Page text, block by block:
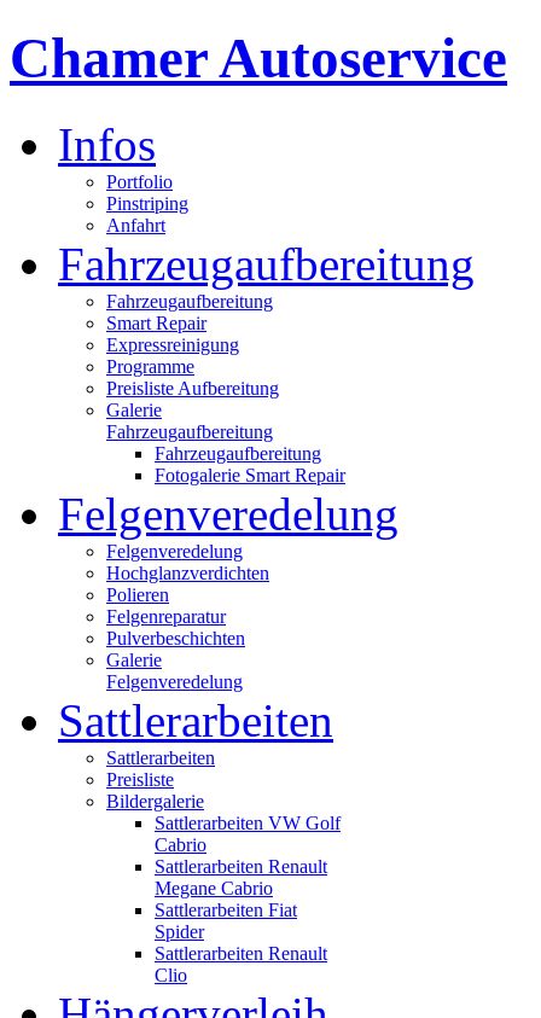
Chamer Autoservice
Infos
Portfolio
Pinstriping
Anfahrt
Fahrzeugaufbereitung
Fahrzeugaufbereitung
Smart Repair
Expressreinigung
Programme
Preisliste Aufbereitung
Galerie
Fahrzeugaufbereitung
Fahrzeugaufbereitung
Fotogalerie Smart Repair
Felgenveredelung
Felgenveredelung
Hochglanzverdichten
Polieren
Felgenreparatur
Pulverbeschichten
Galerie
Felgenveredelung
Sattlerarbeiten
Sattlerarbeiten
Preisliste
Bildergalerie
Sattlerarbeiten VW Golf
Cabrio
Sattlerarbeiten Renault
Megane Cabrio
Sattlerarbeiten Fiat
Spider
Sattlerarbeiten Renault
Clio